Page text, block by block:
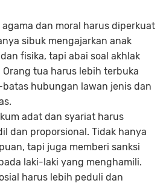
dan moral harus diperkuat
sibuk mengajarkan anak
fisika, tapi abai soal akhlak
tua harus lebih terbuka
hubungan lawan jenis dan
adat dan syariat harus
dan proporsional . Tidak hanya
tapi juga memberi sanksi
laki-laki yang menghamili.
harus lebih peduli dan